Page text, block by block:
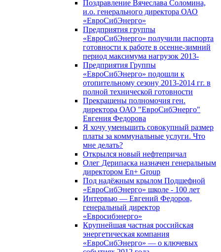
Поздравление Вячеслава Соломина,
и.о. генерального директора ОАО
«ЕвроСибЭнерго»
Предприятия группы
«ЕвроСибЭнерго» получили паспорта
готовности к работе в осенне-зимний
период максимума нагрузок 2013-
Предприятия Группы
«ЕвроСибЭнерго» подошли к
отопительному сезону 2013-2014 гг. в
полной технической готовности
Прекращены полномочия ген.
директора ОАО "ЕвроСибЭнерго"
Евгения Федорова
Я хочу уменьшить совокупный размер
платы за коммунальные услуги. Что
мне делать?
Открылся новый нефтепричал
Олег Дерипаска назначен генеральным
директором En+ Group
Под надёжным крылом Подшефной
«ЕвроСибЭнерго» школе - 100 лет
Интервью — Евгений Федоров,
генеральный директор
«Евросибэнерго»
Крупнейшая частная российская
энергетическая компания
«ЕвроСибЭнерго» — о ключевых